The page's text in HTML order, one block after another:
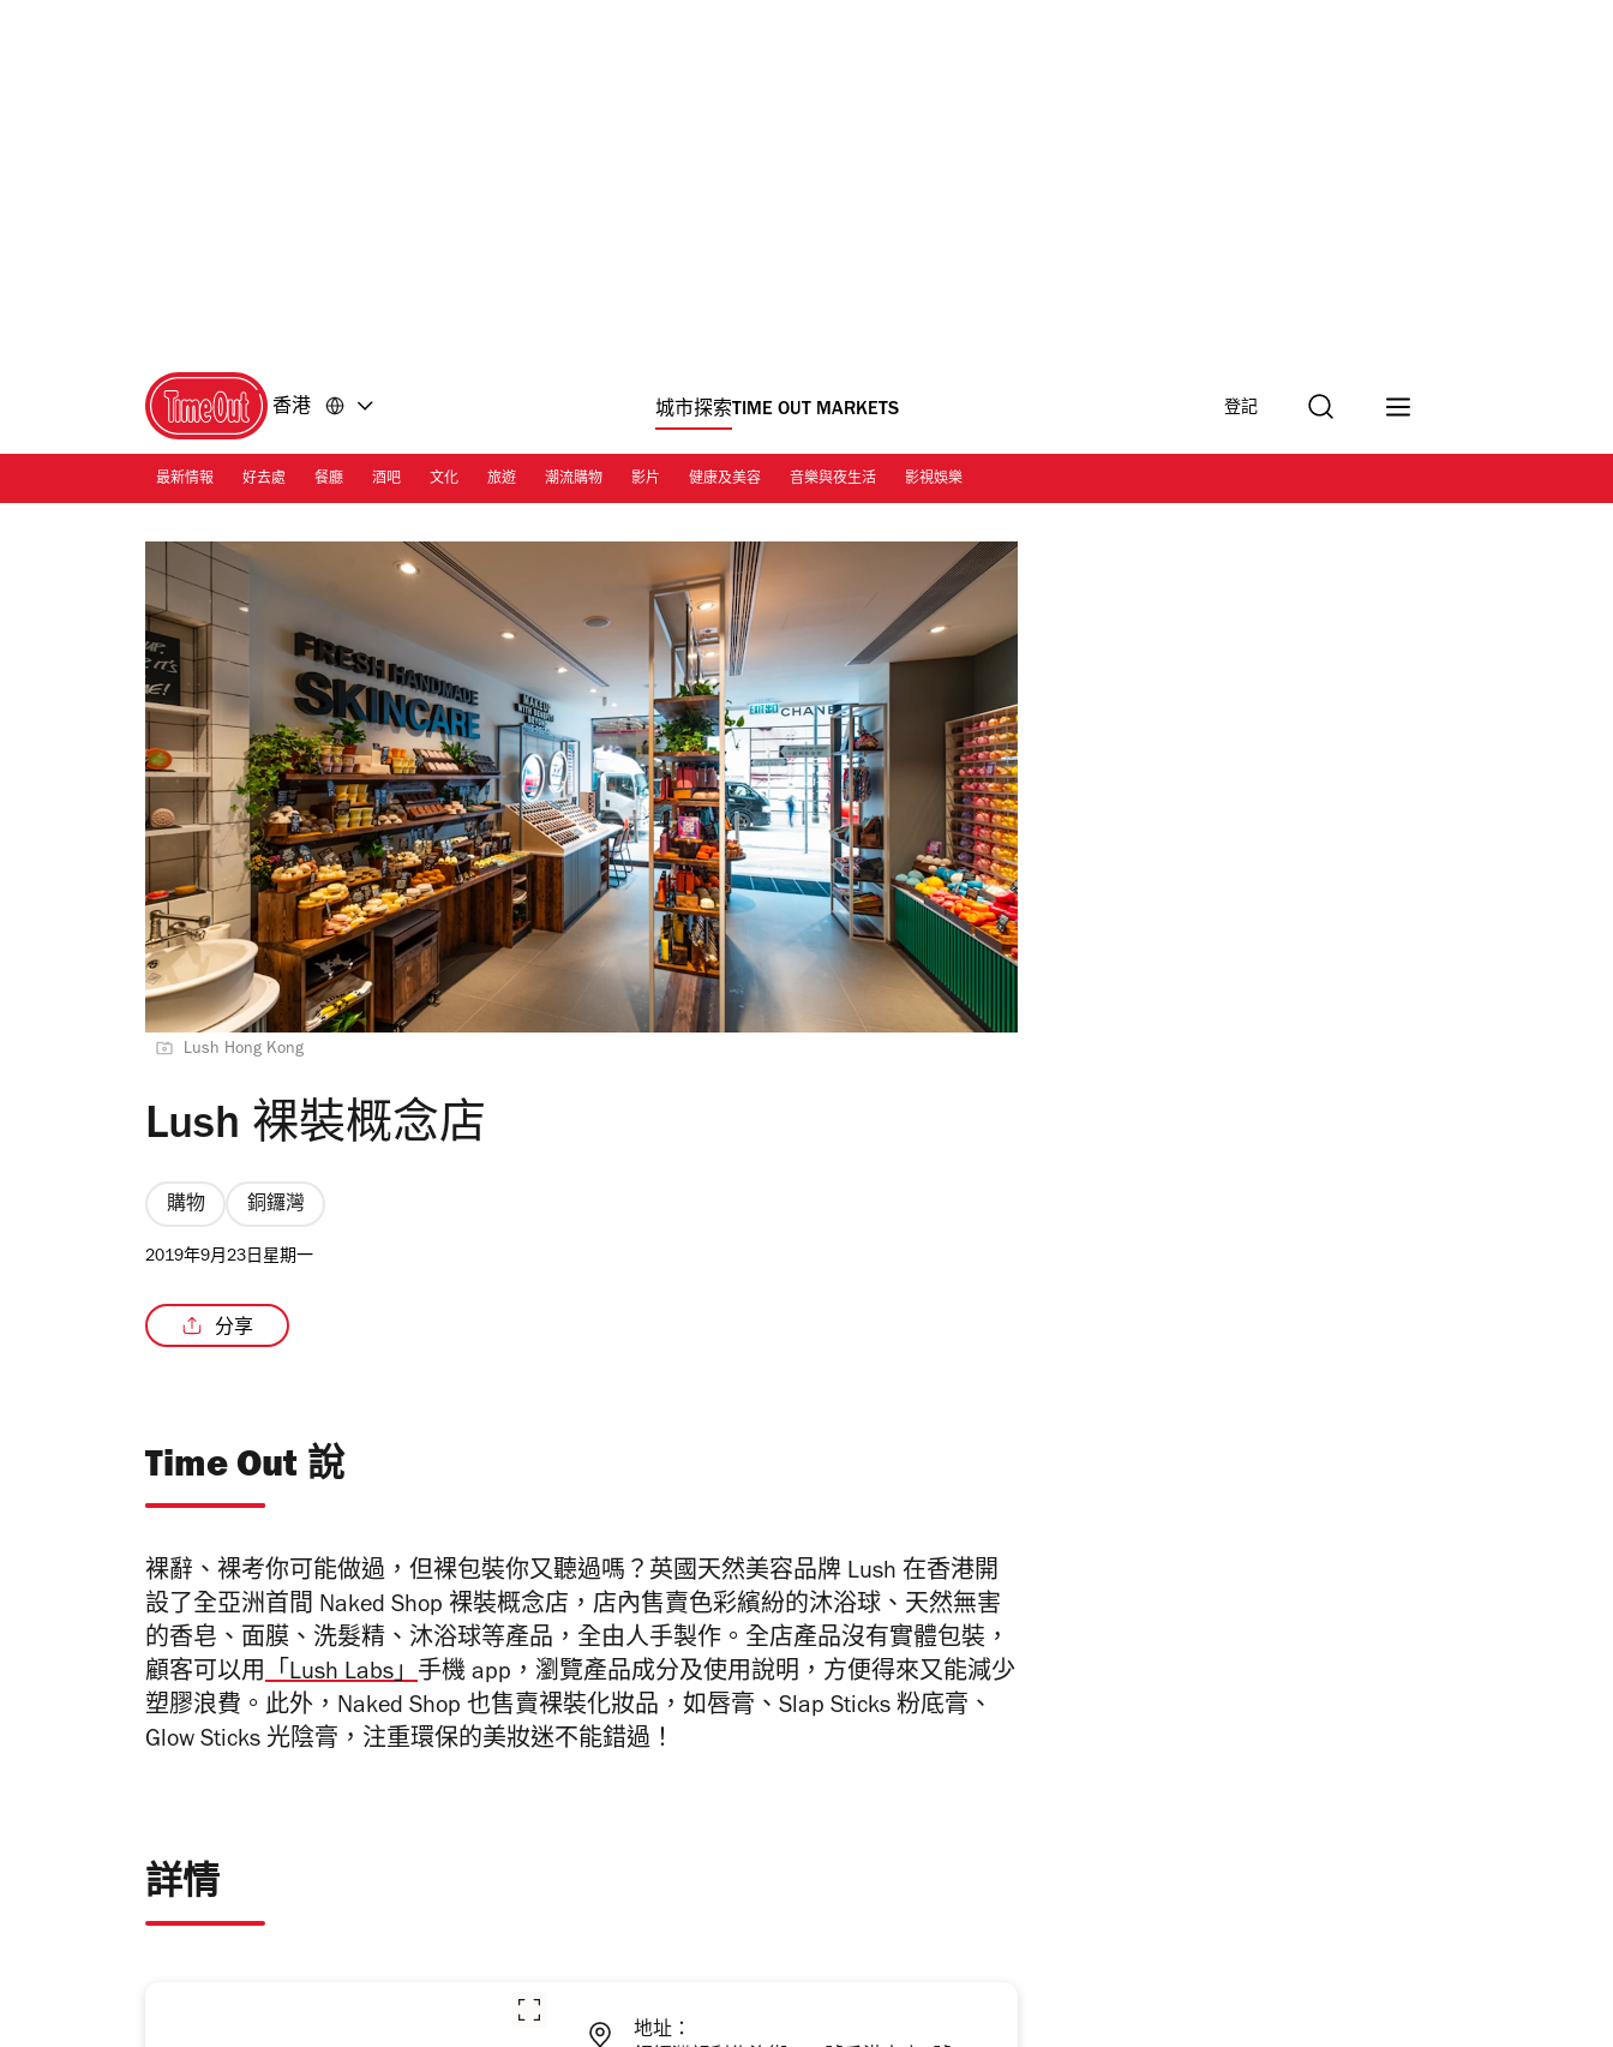
香港 城市探索TIME OUT MARKETS 登記
最新情報 好去處 餐廳 酒吧 文化 旅遊 潮流購物 影片 健康及美容 音樂與夜生活 影視娛樂
Lush Hong Kong
Lush 裸裝概念店
購物 銅鑼灣
2019年9月23日星期一
分享
Time Out 說
裸辭、裸考你可能做過，但裸包裝你又聽過嗎？英國天然美容品牌 Lush 在香港開
設了全亞洲首間 Naked Shop 裸裝概念店，店內售賣色彩繽紛的沐浴球、天然無害
的香皂、面膜、洗髮精、沐浴球等產品，全由人手製作。全店產品沒有實體包裝，
顧客可以用「Lush Labs」手機 app，瀏覽產品成分及使用說明，方便得來又能減少
塑膠浪費。此外，Naked Shop 也售賣裸裝化妝品，如唇膏、Slap Sticks 粉底膏 、
Glow Sticks 光陰膏，注重環保的美妝迷不能錯過！
詳情
地址：